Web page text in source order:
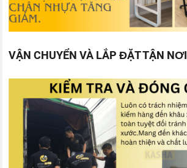
VẬN CHUYỂN VÀ LẮP ĐẶT TẬN NƠI